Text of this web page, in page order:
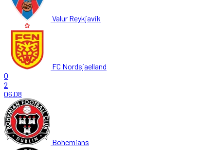
Valur Reykjavik
FC Nordsjaelland
0
2
06.08
Bohemians